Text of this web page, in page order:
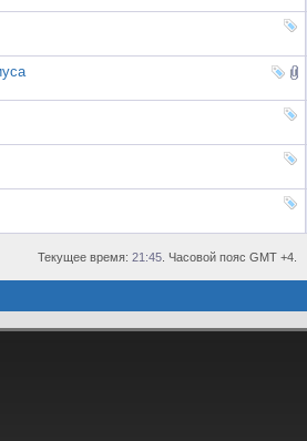
Текущее время: 21:45 . Часовой пояс GMT +4.